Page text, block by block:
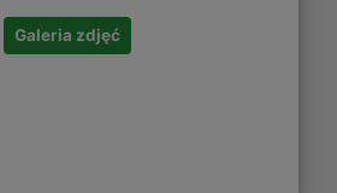
Galeria zdjęć